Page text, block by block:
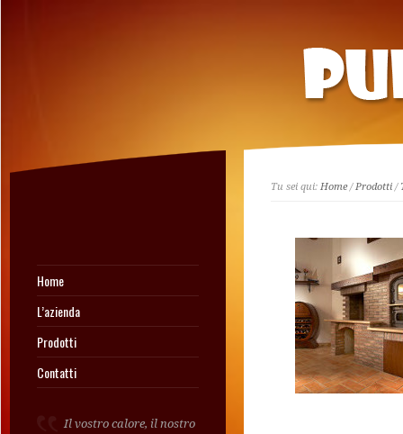
Home
L’azienda
Prodotti
Contatti
Il vostro calore, il nostro
Tu sei qui: Home/Prodotti/